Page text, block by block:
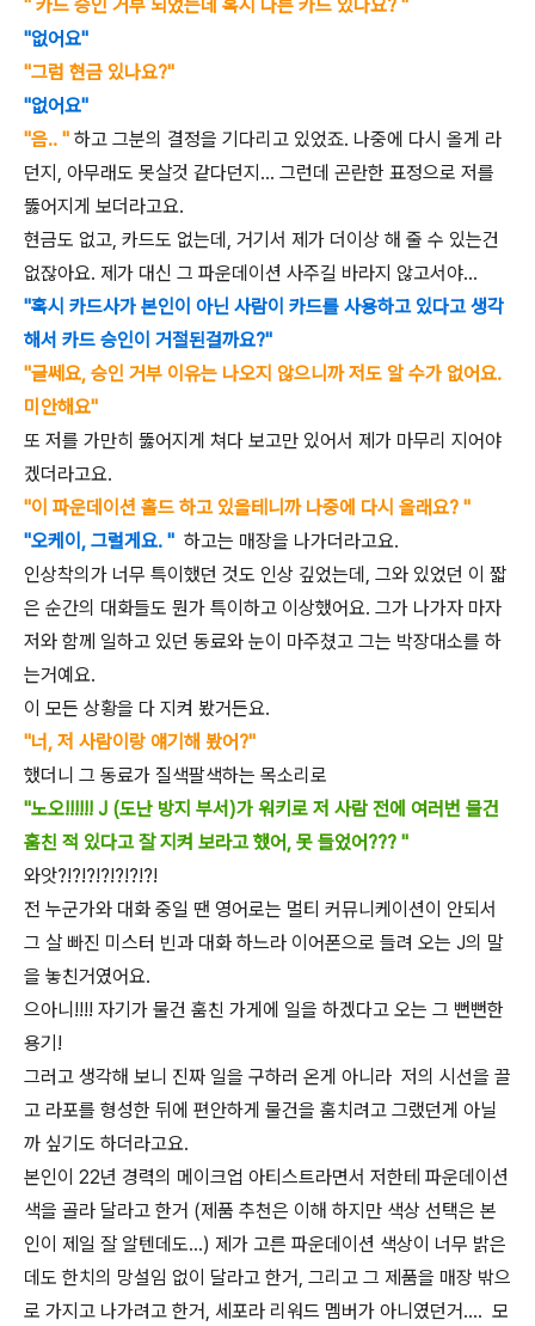
" 카드 승인 거부 되었는데 혹시 다른 카드 있나요? "
"없어요"
"그럼 현금 있나요?"
"없어요"
"음.. " 하고 그분의 결정을 기다리고 있었죠. 나중에 다시 올게 라
던지, 아무래도 못살것 같다던지... 그런데 곤란한 표정으로 저를
뚫어지게 보더라고요.
현금도 없고, 카드도 없는데, 거기서 제가 더이상 해 줄 수 있는건
없잖아요. 제가 대신 그 파운데이션 사주길 바라지 않고서야...
"혹시 카드사가 본인이 아닌 사람이 카드를 사용하고 있다고 생각
해서 카드 승인이 거절된걸까요?"
"글쎄요, 승인 거부 이유는 나오지 않으니까 저도 알 수가 없어요.
미안해요"
또 저를 가만히 뚫어지게 쳐다 보고만 있어서 제가 마무리 지어야
겠더라고요.
"이 파운데이션 홀드 하고 있을테니까 나중에 다시 올래요? "
"오케이, 그럴게요. " 하고는 매장을 나가더라고요.
인상착의가 너무 특이했던 것도 인상 깊었는데, 그와 있었던 이 짧
은 순간의 대화들도 뭔가 특이하고 이상했어요. 그가 나가자 마자
저와 함께 일하고 있던 동료와 눈이 마주쳤고 그는 박장대소를 하
는거예요.
이 모든 상황을 다 지켜 봤거든요.
"너, 저 사람이랑 얘기해 봤어?"
했더니 그 동료가 질색팔색하는 목소리로
"노오!!!!!! J (도난 방지 부서)가 워키로 저 사람 전에 여러번 물건
훔친 적 있다고 잘 지켜 보라고 했어, 못 들었어??? "
와앗?!?!?!?!?!?!?!
전 누군가와 대화 중일 땐 영어로는 멀티 커뮤니케이션이 안되서
그 살 빠진 미스터 빈과 대화 하느라 이어폰으로 들려 오는 J의 말
을 놓친거였어요.
으아니!!!! 자기가 물건 훔친 가게에 일을 하겠다고 오는 그 뻔뻔한
용기!
그러고 생각해 보니 진짜 일을 구하러 온게 아니라 저의 시선을 끌
고 라포를 형성한 뒤에 편안하게 물건을 훔치려고 그랬던게 아닐
까 싶기도 하더라고요.
본인이 22년 경력의 메이크업 아티스트라면서 저한테 파운데이션
색을 골라 달라고 한거 (제품 추천은 이해 하지만 색상 선택은 본
인이 제일 잘 알텐데도...) 제가 고른 파운데이션 색상이 너무 밝은
데도 한치의 망설임 없이 달라고 한거, 그리고 그 제품을 매장 밖으
로 가지고 나가려고 한거, 세포라 리워드 멤버가 아니였던거.... 모